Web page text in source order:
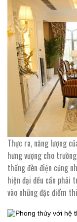
Thực ra, năng lượng
hưng vượng cho
thống đèn điện cũng
hiện đại đều cần phải
vào những đặc điểm